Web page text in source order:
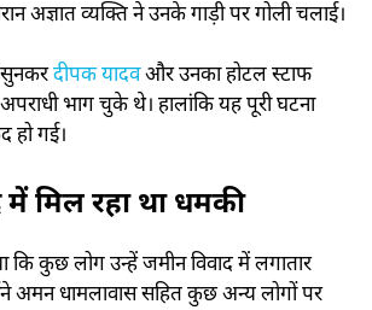
अज्ञात व्यक्ति ने उनके गाड़ी पर गोली चलाई।
दीपक यादवऔर उनका होटल स्टाफ
भाग चुके थे। हालांकि यह पूरी घटना
हो गई।
में मिल रहा था धमकी
कि कुछ लोग उन्हें जमीन विवाद में लगातार
अमन धामलावास सहित कुछ अन्य लोगों पर